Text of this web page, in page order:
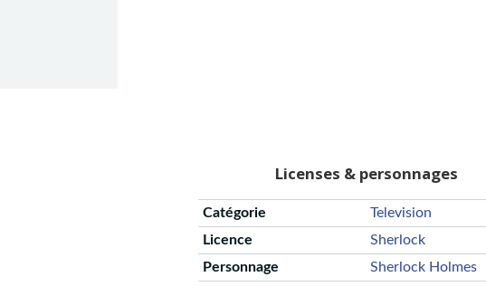
Licenses & personnages
Catégorie
Television
Licence
Sherlock
Personnage
Sherlock Holmes